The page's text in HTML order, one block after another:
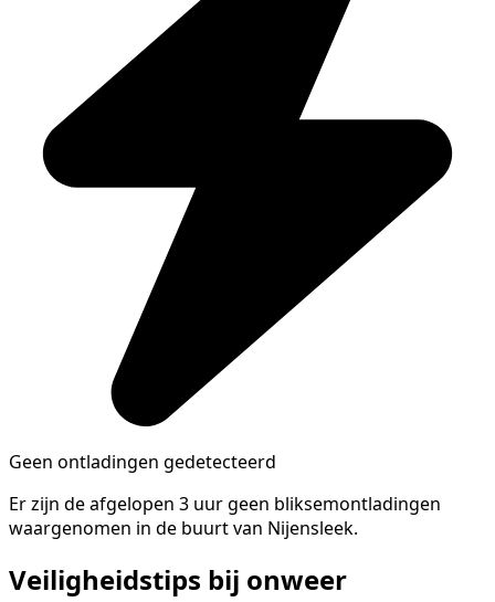
Geen ontladingen gedetecteerd
Er zijn de afgelopen 3 uur geen bliksemontladingen
waargenomen in de buurt van Nijensleek.
Veiligheidstips bij onweer